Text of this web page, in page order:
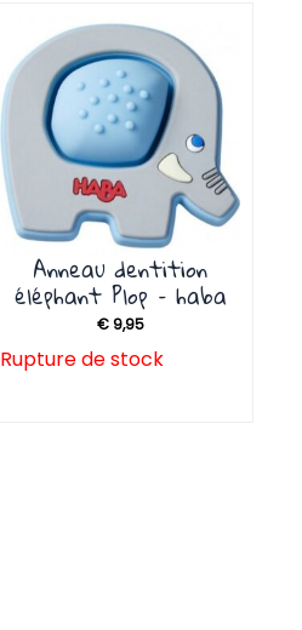
Anneau dentition
éléphant Plop – haba
€9,95
Rupture de stock